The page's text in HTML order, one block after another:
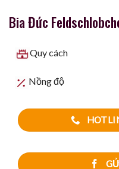
Bia Đức
Quy cách
Nồng độ